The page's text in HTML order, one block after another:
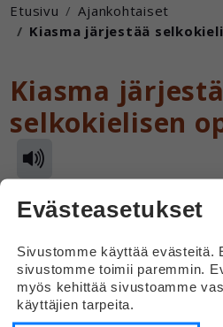
Etusivu
Ajankohtaiset
Kiasma järjestää
Kiasma
selkokielisen
7.10.2025
opastetun kierroksen
14.
Opastetulla kierroksella
Evästeasetukset
Sivustomme käyttää evästeitä.
sivustomme toimii paremmin.
myös kehittää sivustoamme
käyttäjien tarpeita.